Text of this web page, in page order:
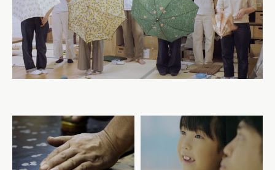
イイダ傘店_ 職人
POLA MUSEUM OF ART
彩る感性